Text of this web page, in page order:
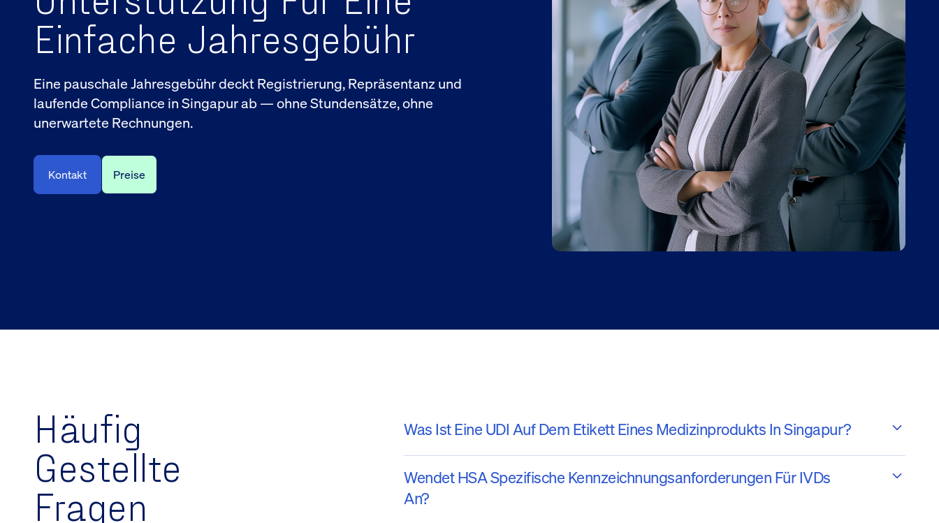
Einfache Jahresgebühr
Eine pauschale Jahresgebühr deckt Registrierung, Repräsentanz und
laufende Compliance in Singapur ab — ohne Stundensätze, ohne
unerwartete Rechnungen.
Kontakt Preise
Häufig
Gestellte
Fragen
Was Ist Eine UDI Auf Dem Etikett Eines Medizinprodukts In Singapur?
Wendet HSA Spezifische Kennzeichnungsanforderungen Für IVDs
An?